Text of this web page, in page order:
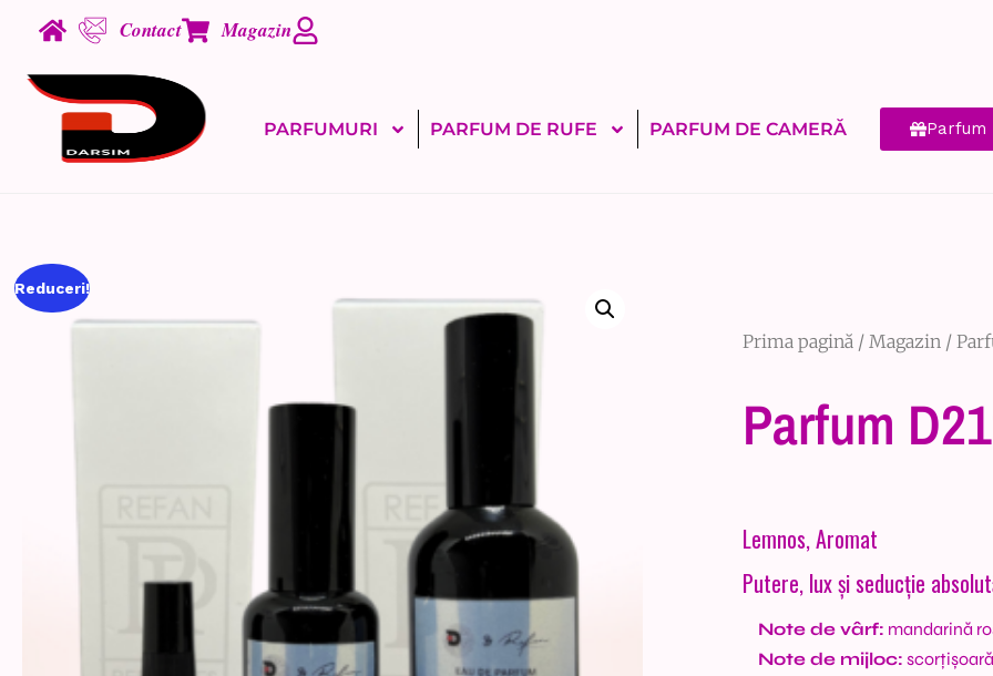
Contact Magazin
PARFUMURI PARFUM DE RUFE PARFUM DE CAMERĂ Parfum
Reduceri!
Prima pagină / Magazin /
Parfum
Lemnos, Aromat
Putere, lux și seducție
Note de vârf: mandarină
Note de mijloc: